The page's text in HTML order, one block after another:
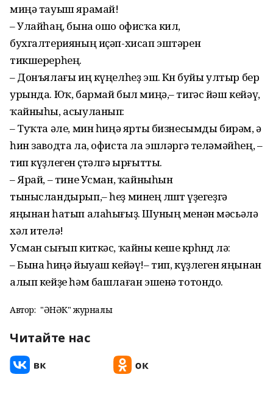
миңә тауыш ярамай!
– Улайһаң, бына ошо офисҡа кил,
бухгалтерияның иҫәп-хисап эштәрен
тикшерерһең.
– Донъялағы иң күңелһеҙ эш. Көнө буйы ултыр бер
урында. Юҡ, бармай был миңә,– тигәс йәш кейәү,
ҡайныһы, асыу­ла­нып:
– Туҡта әле, мин һиңә ярты бизнесымды бирәм, ә
һин заводта ла, офиста ла эшләргә теләмәйһең, –
тип күҙлеген өҫтәлгә ырғытты.
– Ярай, – тине Усман, ҡай­ныһын
тынысландырып,– һеҙ минең өлөштө үҙегеҙгә
яңынан һатып алаһығыҙ. Шуның менән мәсьәлә
хәл ителә!
Усман сығып киткәс, ҡайны кеше көрһөндө лә:
– Бына һиңә йыуаш кейәү!– тип, күҙлеген яңынан
алып кейҙе һәм башлаған эшенә тотондо.
Автор: "ҺӘНӘК" журналы
Читайте нас